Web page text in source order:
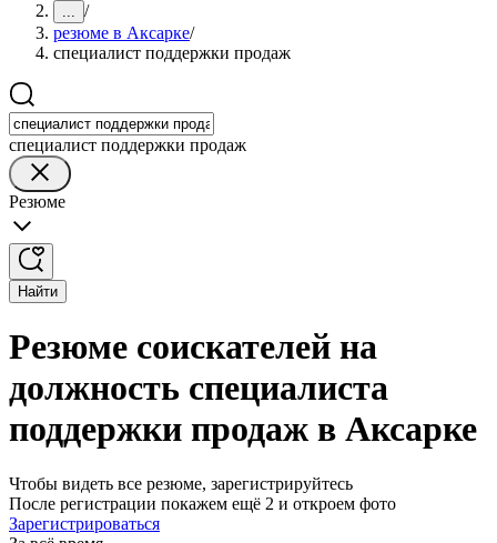
... /
резюме в Аксарке/
специалист поддержки продаж
специалист поддержки продаж
Резюме
Найти
Резюме соискателей на
должность специалиста
поддержки продаж в Аксарке
Чтобы видеть все резюме, зарегистрируйтесь
После регистрации покажем ещё 2 и откроем фото
Зарегистрироваться